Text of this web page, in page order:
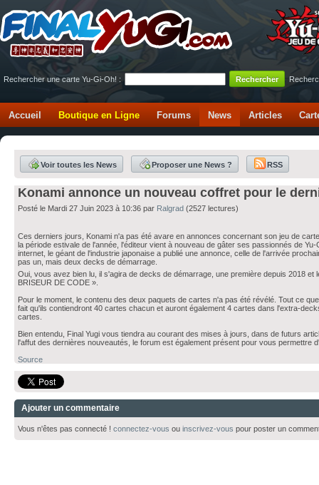
Rechercher une carte Yu-Gi-Oh! :
Accueil Boutique en Ligne Forums News Articles
Voir toutes les News Proposer une News ? RSS
Konami annonce un nouveau coffret pour le
Posté le Mardi 27 Juin 2023 à 10:36 par Ralgrad (2527 lectures)
Ces derniers jours, Konami n'a pas été avare en annonces concernant son jeu de
la période estivale de l'année, l'éditeur vient à nouveau de gâter ses passionnés de
internet, le géant de l'industrie japonaise a publié une annonce, celle de l'arrivée
pas un, mais deux decks de démarrage.
Oui, vous avez bien lu, il s'agira de decks de démarrage, une première depuis 2018 et
BRISEUR DE CODE ».
Pour le moment, le contenu des deux paquets de cartes n'a pas été révélé. Tout ce
fait qu'ils contiendront 40 cartes chacun et auront également 4 cartes dans l'extra-
cartes.
Bien entendu, Final Yugi vous tiendra au courant des mises à jours, dans de futurs
l'affut des dernières nouveautés, le forum est également présent pour vous permettre
Source
Ajouter un commentaire
Vous n'êtes pas connecté ! connectez-vous ou inscrivez-vous pour poster un